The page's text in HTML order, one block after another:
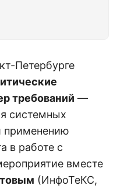
Петербурге
требований —
системных
применению
в работе с
вместе
(ИнфоТеКС,